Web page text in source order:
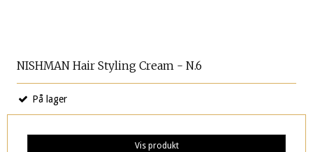
NISHMAN Hair Styling Cream - N.6
På lager
Vis produkt